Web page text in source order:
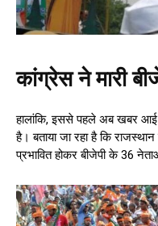
कांग्रेस ने मारी
हालांकि, इससे पहले अब खबर आई
है। बताया जा रहा है कि
प्रभावित होकर बीजेपी के 36